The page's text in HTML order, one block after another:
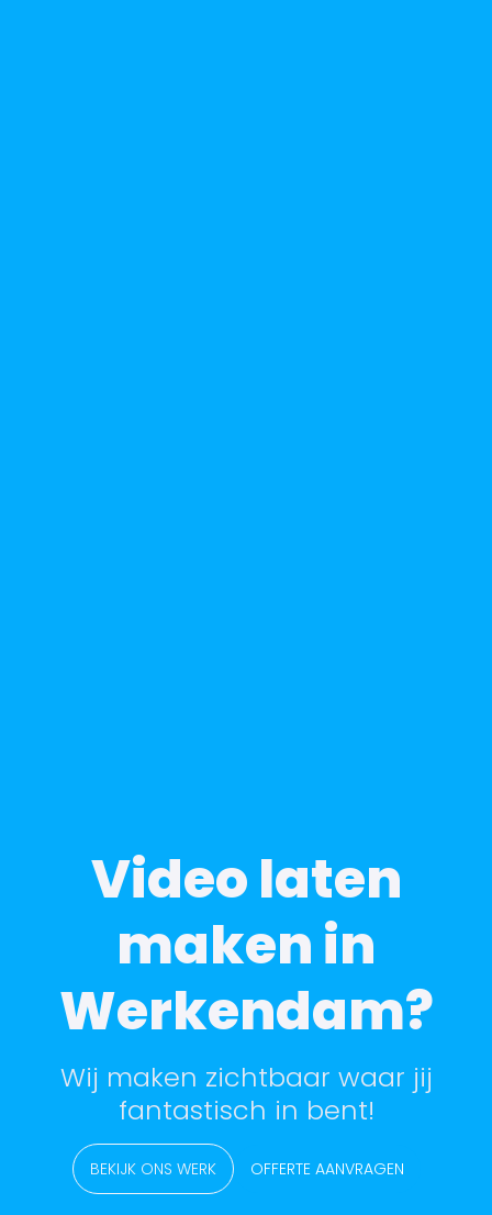
Video laten
maken in
Werkendam?
Wij maken zichtbaar waar jij
fantastisch in bent!
BEKIJK ONS WERK OFFERTE AANVRAGEN